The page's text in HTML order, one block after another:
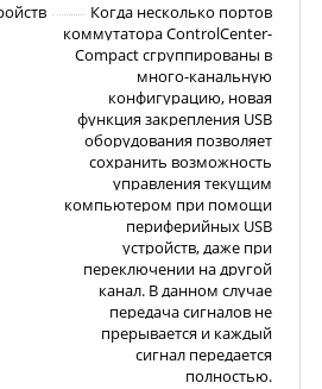
Когда несколько портов
коммутатора ControlCenter-
Compact сгруппированы в
много-канальную
конфигурацию, новая
функция закрепления USB
оборудования позволяет
сохранить возможность
управления текущим
компьютером при помощи
периферийных USB
устройств, даже при
переключении на другой
канал. В данном случае
передача сигналов не
прерывается и каждый
сигнал передается
полностью.